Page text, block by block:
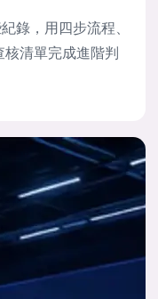
錄，用四步流程、
清單完成進階判